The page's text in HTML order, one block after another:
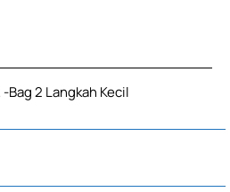
-Bag 2 Langkah Kecil